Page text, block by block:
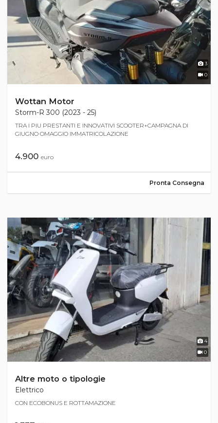
3
0
Wottan Motor
Storm-R 300 (2023 - 25)
TRA I PIU PRESTANTI E INNOVATIVI SCOOTER+CAMPAGNA DI
GIUGNO OMAGGIO IMMATRICOLAZIONE
4.900 euro
Pronta Consegna
4
0
Altre moto o tipologie
Elettrico
CON ECOBONUS E ROTTAMAZIONE